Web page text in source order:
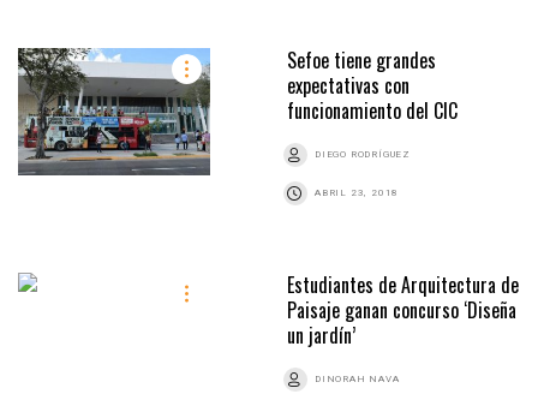
Sefoe tiene grandes
expectativas con
funcionamiento del CIC
DIEGO RODRÍGUEZ
ABRIL 23, 2018
Estudiantes de Arquitectura de
Paisaje ganan concurso ‘Diseña
un jardín’
DINORAH NAVA